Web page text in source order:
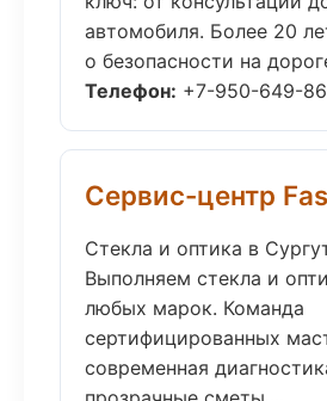
автомобиля. Более 20
о безопасности на
Телефон: +7-950-649-
Сервис-центр
Стекла и оптика в
Выполняем стекла и
любых марок. Команда
сертифицированных
современная